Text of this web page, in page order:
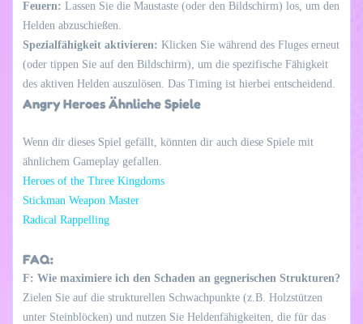
Feuern: Lassen Sie die Maustaste (oder den Bildschirm) los, um den
Helden abzuschießen.
Spezialfähigkeit aktivieren: Klicken Sie während des Fluges erneut
(oder tippen Sie auf den Bildschirm), um die spezifische Fähigkeit
des aktiven Helden auszulösen. Das Timing ist hierbei entscheidend.
Angry Heroes Ähnliche Spiele
Wenn dir dieses Spiel gefällt, könnten dir auch diese Spiele mit
ähnlichem Gameplay gefallen.
Heroes of the Three Kingdoms
Stickman Weapon Master
Radical Rappelling
FAQ:
F: Wie maximiere ich den Schaden an gegnerischen Strukturen?
Zielen Sie auf die strukturellen Schwachpunkte (z.B. Holzstützen
unter Steinblöcken) und nutzen Sie Heldenfähigkeiten, die für das